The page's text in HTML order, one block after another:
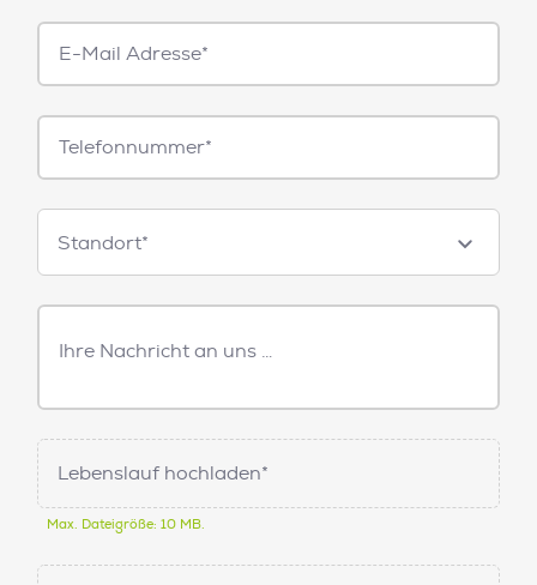
E-
Mail*
Telefonnummer
Standorte
Standort*
Freitext
Nachricht
Lebenslauf hochladen*
Max. Dateigröße: 10 MB.